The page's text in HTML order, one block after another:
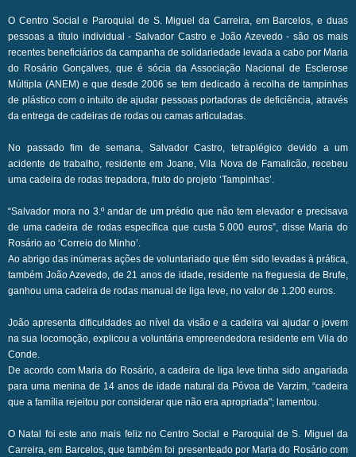
O Centro Social e Paroquial de S. Miguel da Carreira, em Barcelos, e duas
pessoas a título individual - Salvador Castro e João Azevedo - são os mais
recentes beneficiários da campanha de solidariedade levada a cabo por Maria
do Rosário Gonçalves, que é sócia da Associação Nacional de Esclerose
Múltipla (ANEM) e que desde 2006 se tem dedicado à recolha de tampinhas
de plástico com o intuito de ajudar pessoas portadoras de deficiência, através
da entrega de cadeiras de rodas ou camas articuladas.
No passado fim de semana, Salvador Castro, tetraplégico devido a um
acidente de trabalho, residente em Joane, Vila Nova de Famalicão, recebeu
uma cadeira de rodas trepadora, fruto do projeto ‘Tampinhas’.
“Salvador mora no 3.º andar de um prédio que não tem elevador e precisava
de uma cadeira de rodas específica que custa 5.000 euros”, disse Maria do
Rosário ao ‘Correio do Minho’.
Ao abrigo das inúmeras ações de voluntariado que têm sido levadas à prática,
também João Azevedo, de 21 anos de idade, residente na freguesia de Brufe,
ganhou uma cadeira de rodas manual de liga leve, no valor de 1.200 euros.
João apresenta dificuldades ao nível da visão e a cadeira vai ajudar o jovem
na sua locomoção, explicou a voluntária empreendedora residente em Vila do
Conde.
De acordo com Maria do Rosário, a cadeira de liga leve tinha sido angariada
para uma menina de 14 anos de idade natural da Póvoa de Varzim, “cadeira
que a família rejeitou por considerar que não era apropriada"; lamentou.
O Natal foi este ano mais feliz no Centro Social e Paroquial de S. Miguel da
Carreira, em Barcelos, que também foi presenteado por Maria do Rosário com